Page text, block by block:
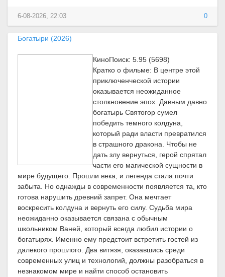
0
6-08-2026, 22:03
Богатыри (2026)
КиноПоиск: 5.95 (5698)
Кратко о фильме: В центре этой
приключенческой истории
оказывается неожиданное
столкновение эпох. Давным давно
богатырь Святогор сумел
победить темного колдуна,
который ради власти превратился
в страшного дракона. Чтобы не
дать злу вернуться, герой спрятал
части его магической сущности в
мире будущего. Прошли века, и легенда стала почти
забыта. Но однажды в современности появляется та, кто
готова нарушить древний запрет. Она мечтает
воскресить колдуна и вернуть его силу. Судьба мира
неожиданно оказывается связана с обычным
школьником Ваней, который всегда любил истории о
богатырях. Именно ему предстоит встретить гостей из
далекого прошлого. Два витязя, оказавшись среди
современных улиц и технологий, должны разобраться в
незнакомом мире и найти способ остановить